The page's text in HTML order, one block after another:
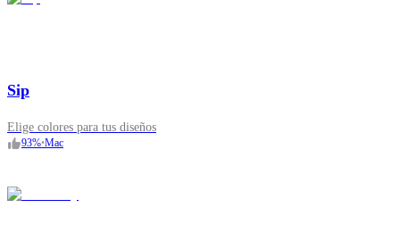
Sip
Elige colores para tus diseños
93%•Mac